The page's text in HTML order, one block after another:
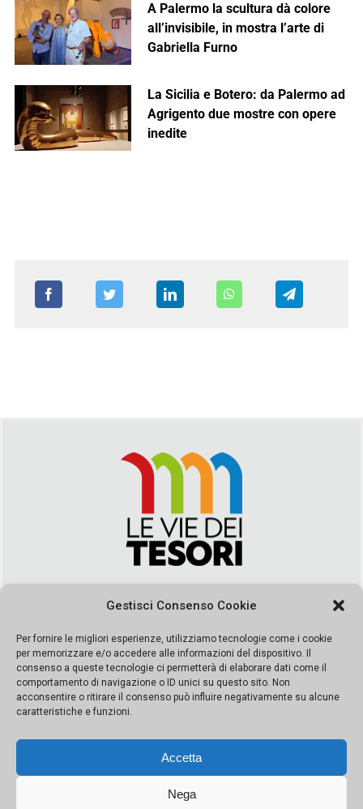
Gestisci Consenso Cookie
Per fornire le migliori esperienze, utilizziamo tecnologie come i cookie
per memorizzare e/o accedere alle informazioni del dispositivo. Il
consenso a queste tecnologie ci permetterà di elaborare dati come il
comportamento di navigazione o ID unici su questo sito. Non
acconsentire o ritirare il consenso può influire negativamente su alcune
caratteristiche e funzioni.
Accetta
Nega
A Palermo la scultura dà colore
all’invisibile, in mostra l’arte di
Gabriella Furno
La Sicilia e Botero: da Palermo ad
Agrigento due mostre con opere
inedite
segreteria@leviedeitesori.it
Direttore ResponsabileMarcello Barbaro – Aut. del tribunale di
Palermo n. 19 del 2017 iscrizione al roc numero 37003 Editore
Porta Felice Srl. Sede legale: Via Libertà 93 – 90143 Palermo
Società iscritta alla Camera di Commercio di Palermo Ufficio
065228208251 Capitale 10000 euro IV